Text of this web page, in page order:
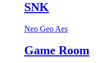
SNK
Neo Geo Aes
Game Room